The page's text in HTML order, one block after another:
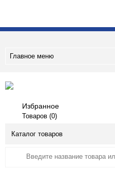
Главное меню
Избранное
Товаров (0)
Каталог товаров